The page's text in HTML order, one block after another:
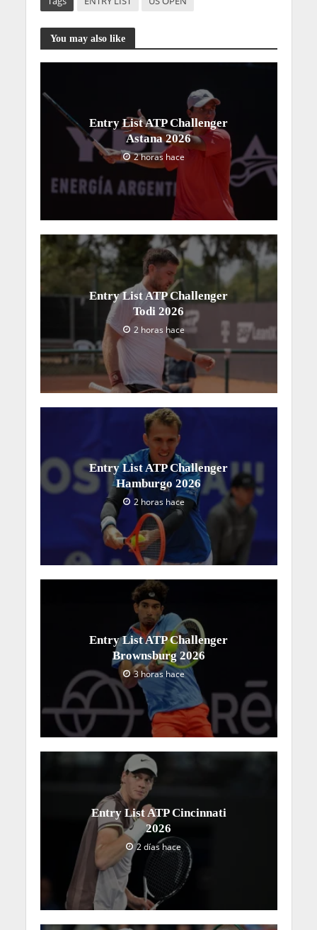
You may also like
Entry List ATP Challenger
Astana 2026
2 horas hace
Entry List ATP Challenger
Todi 2026
2 horas hace
Entry List ATP Challenger
Hamburgo 2026
2 horas hace
Entry List ATP Challenger
Brownsburg 2026
3 horas hace
Entry List ATP Cincinnati
2026
2 días hace